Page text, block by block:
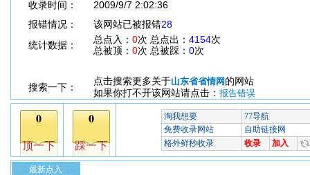
收录时间：
2009/9/7 2:02:36
报错情况：
该网站已被报错28
统计数据：
总点入： 0次 总点出： 4154次
总被顶： 0次 总被踩： 0次
搜索一下：
点击搜索更多关于山东省省情网 的网站
如果你打不开该网站请点击： 报告错误
最新点入